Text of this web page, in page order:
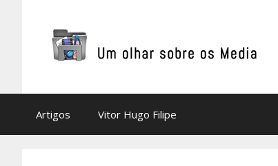
Artigos Vitor Hugo Filipe